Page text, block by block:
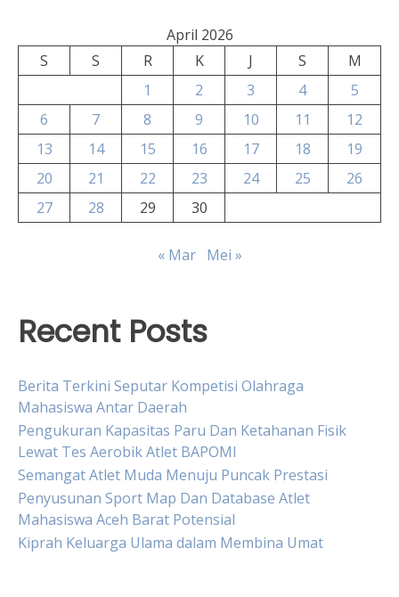
April 2026
S
S R K J S
M
1
2 3 4
5
6
7 8 9 10 11
12
13
14 15 16 17 18
19
20
21 22 23 24 25
26
27
28 29 30
« Mar Mei »
Recent Posts
Berita Terkini Seputar Kompetisi Olahraga
Mahasiswa Antar Daerah
Pengukuran Kapasitas Paru Dan Ketahanan Fisik
Lewat Tes Aerobik Atlet BAPOMI
Semangat Atlet Muda Menuju Puncak Prestasi
Penyusunan Sport Map Dan Database Atlet
Mahasiswa Aceh Barat Potensial
Kiprah Keluarga Ulama dalam Membina Umat